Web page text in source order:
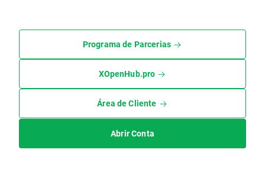
Programa de Parcerias
XOpenHub.pro
Área de Cliente
Abrir Conta